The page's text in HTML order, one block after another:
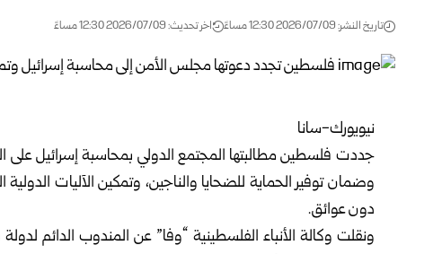
تاريخ النشر: 2026/07/09 12:30 مساءً اخر تحديث: 2026/07/09 12:30 مساءً
نيويورك-سانا
جددت فلسطين مطالبتها المجتمع الدولي بمحاسبة إسرائيل على
وضمان توفير الحماية للضحايا والناجين، وتمكين الآليات
دون عوائق.
ونقلت وكالة الأنباء الفلسطينية “وفا” عن المندوب الدائم